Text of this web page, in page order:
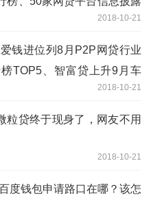
2018-10-21
钱进位列8月P2P网贷行业
TOP5、智富贷上升9月车
2018-10-21
粒贷终于现身了，网友不用
2018-10-21
度钱包申请路口在哪？该怎